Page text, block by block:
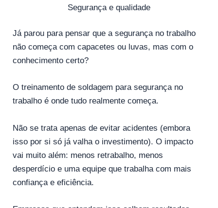
Segurança e qualidade
Já parou para pensar que a segurança no trabalho
não começa com capacetes ou luvas, mas com o
conhecimento certo?
O treinamento de soldagem para segurança no
trabalho é onde tudo realmente começa.
Não se trata apenas de evitar acidentes (embora
isso por si só já valha o investimento). O impacto
vai muito além: menos retrabalho, menos
desperdício e uma equipe que trabalha com mais
confiança e eficiência.